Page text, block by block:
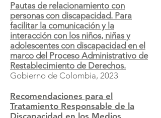
Pautas de relacionamiento con
personas con discapacidad. Para
facilitar la comunicación y la
interacción con los niños, niñas y
adolescentes con discapacidad en el
marco del Proceso Administrativo de
Restablecimiento de Derechos.
Gobierno de Colombia, 2023
Recomendaciones para el
Tratamiento Responsable de la
Discapacidad en los Medios